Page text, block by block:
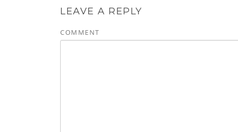
LEAVE A REPLY
COMMENT